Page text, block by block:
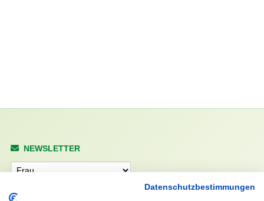
NEWSLETTER
Anrede
Datenschutzbestimmungen